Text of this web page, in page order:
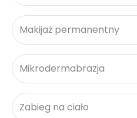
Makijaż permanentny
Mikrodermabrazja
Zabieg na ciało